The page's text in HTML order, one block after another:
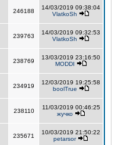
246188
14/03/2019 09:38:04
VlatkoSh
239763
14/03/2019 09:32:53
VlatkoSh
238769
13/03/2019 23:16:50
MODDI
234919
12/03/2019 19:25:58
boolTrue
238110
11/03/2019 00:46:25
жучко
235671
10/03/2019 21:50:22
petarsor